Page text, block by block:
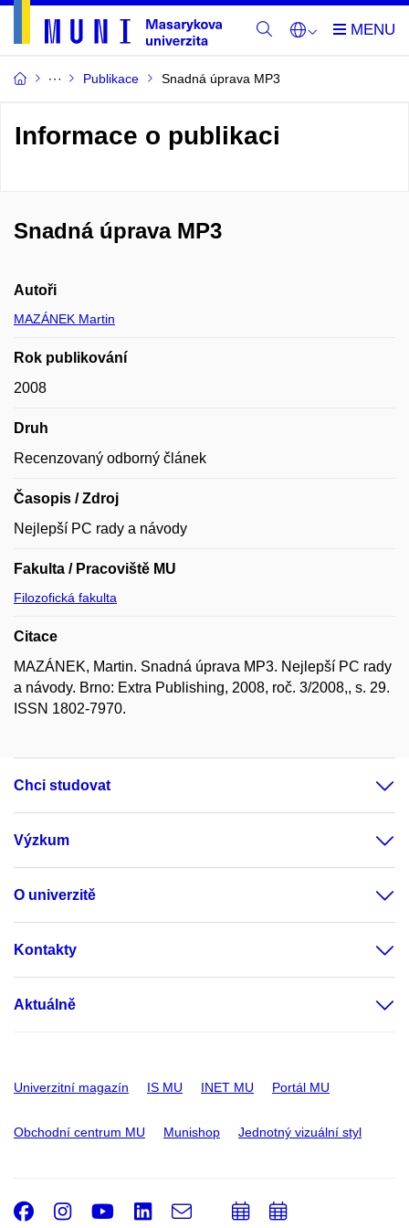
Publikace Snadná úprava MP3
Informace o publikaci
Snadná úprava MP3
Autoři
MAZÁNEK Martin
Rok publikování
2008
Druh
Recenzovaný odborný článek
Časopis / Zdroj
Nejlepší PC rady a návody
Fakulta / Pracoviště MU
Filozofická fakulta
Citace
MAZÁNEK, Martin. Snadná úprava MP3. Nejlepší PC rady
a návody. Brno: Extra Publishing, 2008, roč. 3/2008,, s. 29.
ISSN 1802-7970.
Chci studovat
Výzkum
O univerzitě
Kontakty
Aktuálně
Univerzitní magazín IS MU INET MU Portál MU
Obchodní centrum MU Munishop Jednotný vizuální styl
Facebook
Instagram
Youtube
LinkedIn
e-
PřidatPřidat